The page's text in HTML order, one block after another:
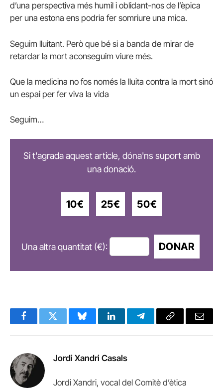
d’una perspectiva més humil i oblidant-nos de l’èpica
per una estona ens podria fer somriure una mica.
Seguim lluitant. Però que bé si a banda de mirar de
retardar la mort aconseguim viure més.
Que la medicina no fos només la lluita contra la mort sinó
un espai per fer viva la vida
Seguim…
Si t'agrada aquest article, dóna'ns suport amb
una donació.
10€ 25€ 50€
Una altra quantitat (€): DONAR
FacebookTwitter BlueskyLinkedInTelegramCopy
Email
Jordi Xandri Casals
Jordi Xandri, vocal del Comitè d’ètica